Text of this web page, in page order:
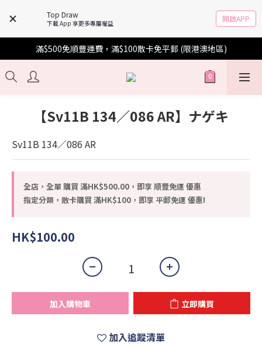
Top Draw
下載 App 享更多專屬權益 開啟APP
滿$500免順豐運費，滿$100散卡免平郵 (限港澳地區)
【Sv11B 134／086 AR】ナゲキ
Sv11B 134／086 AR
全店，全單 購買 滿HK$500.00，即享 順豐免運 優惠
指定分類，散卡購買 滿HK$100，即享 平郵免運 優惠!
HK$100.00
加入購物車 立即購買
加入追蹤清單